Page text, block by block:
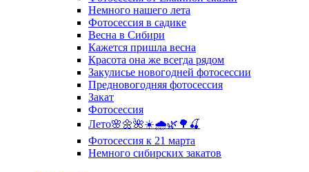
Немного нашего лета
Фотосессия в садике
Весна в Сибири
Кажется пришла весна
Красота она же всегда рядом
Закулисье новогодней фотосессии
Предновогодняя фотосессия
Закат
Фотосессия
Лето🌸🌼🌺☀️🌧🌿🌳🍒
Фотосессия к 21 марта
Немного сибирских закатов